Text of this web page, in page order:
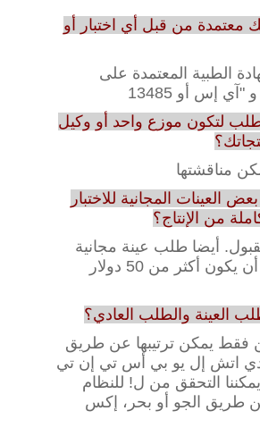
معتمدة من قبل أي اختبار أو
الطبية المعتمدة على
إس أو 13485
لتكون موزع واحد أو وكيل
مناقشتها
العينات المجانية للاختبار
من الإنتاج؟
أيضا طلب عينة مجانية
المبلغ الكلي لا يمكن أن يكون أكثر من 50 دولار
العينة والطلب العادي؟
فقط يمكن ترتيبها عن طريق
دي اتش إل يو بي أس تي إن تي
التحقق من ل! للنظام
طريق الجو أو بحر، إكس